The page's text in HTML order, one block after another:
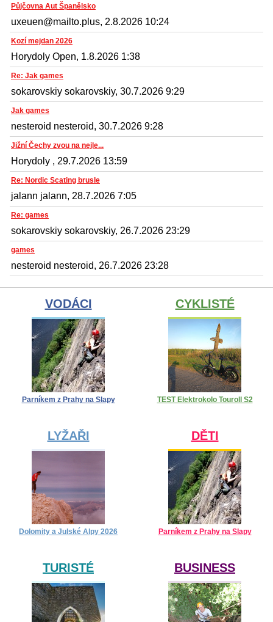
Půjčovna Aut Španělsko
uxeuen@mailto.plus, 2.8.2026 10:24
Kozí mejdan 2026
Horydoly Open, 1.8.2026 1:38
Re: Jak games
sokarovskiy sokarovskiy, 30.7.2026 9:29
Jak games
nesteroid nesteroid, 30.7.2026 9:28
Jižní Čechy zvou na nejle...
Horydoly , 29.7.2026 13:59
Re: Nordic Scating brusle
jalann jalann, 28.7.2026 7:05
Re: games
sokarovskiy sokarovskiy, 26.7.2026 23:29
games
nesteroid nesteroid, 26.7.2026 23:28
VODÁCI
Parníkem z Prahy na Slapy
CYKLISTÉ
TEST Elektrokolo Touroll S2
LYŽAŘI
Dolomity a Julské Alpy 2026
DĚTI
Parníkem z Prahy na Slapy
TURISTÉ BUSINESS